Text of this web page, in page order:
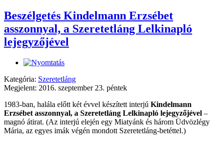
Beszélgetés Kindelmann Erzsébet
asszonnyal, a Szeretetláng Lelkinapló
lejegyzőjével
Kategória: Szeretetláng
Megjelent: 2016. szeptember 23. péntek
1983-ban, halála előtt két évvel készített interjú Kindelmann
Erzsébet asszonnyal, a Szeretetláng Lelkinapló lejegyzőjével –
magnó átirat. (Az interjú elején egy Miatyánk és három Üdvözlégy
Mária, az egyes imák végén mondott Szeretetláng-betéttel.)